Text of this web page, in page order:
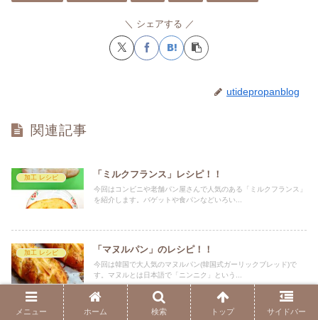
シェアする
utidepropanblog
関連記事
加工 レシピ 「ミルクフランス」レシピ！！
今回はコンビニや老舗パン屋さんで人気のある「ミルクフランス」
を紹介します。バゲットや食パンなどいろい...
加工 レシピ 「マヌルパン」のレシピ！！
今回は韓国で大人気のマヌルパン(韓国式ガーリックブレッド)で
す。マヌルとは日本語で「ニンニク」という...
メニュー ホーム 検索 トップ サイドバー